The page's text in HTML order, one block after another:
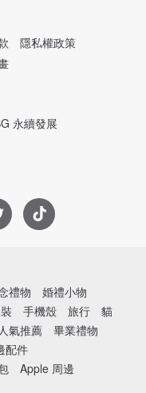
隱私權政策
永續發展
禮物
婚禮小物
手機殼 旅行
貓
氣推薦
畢業禮物
配件
Apple 周邊